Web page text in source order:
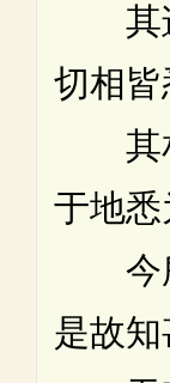
其
切相
其
于地
今
是故知